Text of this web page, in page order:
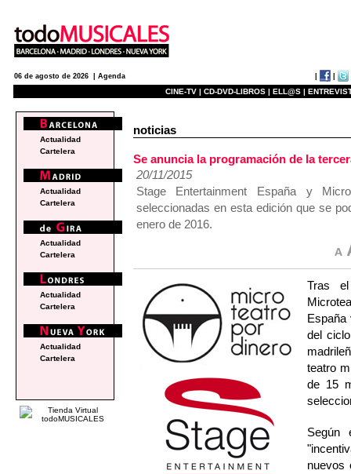
06 de agosto de 2026 | Agenda
CINE-TV | CD-DVD-LIBROS | ELL@S |
noticias
Se anuncia la programación de la
20/11/2015
Stage Entertainment España y
seleccionadas en esta edición que se
enero de 2016.
Tras
España
del
teatro
de 15
Según
nuevos
Actualidad
Cartelera
Actualidad
Cartelera
Actualidad
Cartelera
Actualidad
Cartelera
Actualidad
Cartelera